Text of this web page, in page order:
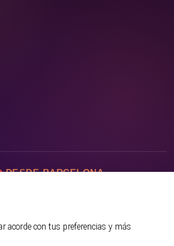
DESDE BARCELONA
acorde con tus preferencias y más